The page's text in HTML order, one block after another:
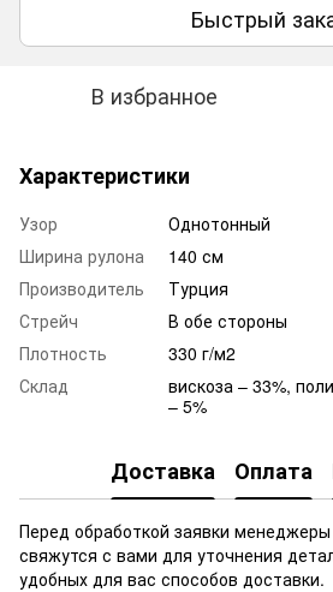
Быстрый
В избранное
Характеристики
Узор
Однотонный
Ширина рулона
140 см
Производитель
Турция
Стрейч
В обе стороны
Плотность
330 г/м2
Склад
вискоза – 33%,
– 5%
Доставка Оплата
Перед обработкой заявки менеджеры
свяжутся с вами для уточнения
удобных для вас способов доставки.